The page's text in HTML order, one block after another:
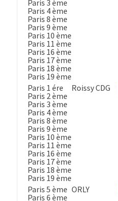
Paris 3 ème
Paris 4 ème
Paris 8 ème
Paris 9 ème
Paris 10 ème
Paris 11 ème
Paris 16 ème
Paris 17 ème
Paris 18 ème
Paris 19 ème
Paris 1 ére
Paris 2 ème
Paris 3 ème
Paris 4 ème
Paris 8 ème
Paris 9 ème
Paris 10 ème
Paris 11 ème
Paris 16 ème
Paris 17 ème
Paris 18 ème
Paris 19 ème
Roissy CDG
Paris 5 ème
Paris 6 ème
ORLY